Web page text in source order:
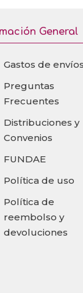
General
Gastos de
Preguntas
Frecuentes
Distribuciones y
Convenios
FUNDAE
Política de uso
Política de
reembolso y
devoluciones